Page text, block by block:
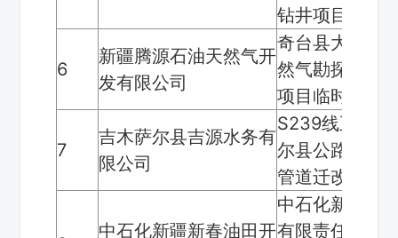
钻井项目临时
6
新疆腾源石油天然气开
发有限公司
奇台县大有1区
然气勘探大有
项目临时用地
7
吉木萨尔县吉源水务有
限公司
S239线五彩湾
尔县公路改扩
管道迁改临时
中石化新疆新春油田开
中石化新疆新
有限责任公司